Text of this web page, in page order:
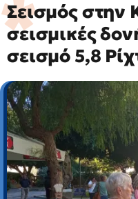
Σεισμός στην
σεισμικές
σεισμό 5,8